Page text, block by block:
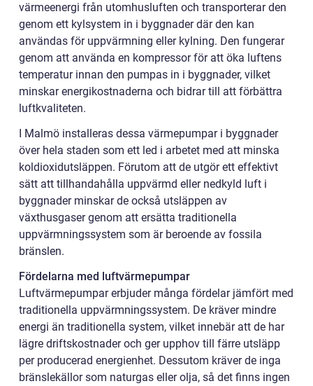
värmeenergi från utomhusluften och transporterar den
genom ett kylsystem in i byggnader där den kan
användas för uppvärmning eller kylning. Den fungerar
genom att använda en kompressor för att öka luftens
temperatur innan den pumpas in i byggnader, vilket
minskar energikostnaderna och bidrar till att förbättra
luftkvaliteten.
I Malmö installeras dessa värmepumpar i byggnader
över hela staden som ett led i arbetet med att minska
koldioxidutsläppen. Förutom att de utgör ett effektivt
sätt att tillhandahålla uppvärmd eller nedkyld luft i
byggnader minskar de också utsläppen av
växthusgaser genom att ersätta traditionella
uppvärmningssystem som är beroende av fossila
bränslen.
Fördelarna med luftvärmepumpar
Luftvärmepumpar erbjuder många fördelar jämfört med
traditionella uppvärmningssystem. De kräver mindre
energi än traditionella system, vilket innebär att de har
lägre driftskostnader och ger upphov till färre utsläpp
per producerad energienhet. Dessutom kräver de inga
bränslekällor som naturgas eller olja, så det finns ingen